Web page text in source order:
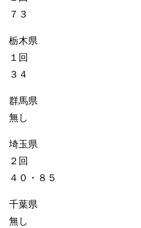
７３
栃木県
１回
３４
群馬県
無し
埼玉県
２回
４０・８５
千葉県
無し